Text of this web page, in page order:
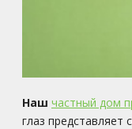
Наш частный дом
глаз представляет